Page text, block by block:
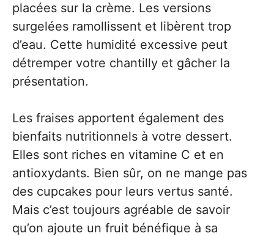
placées sur la crème. Les versions
surgelées ramollissent et libèrent trop
d’eau. Cette humidité excessive peut
détremper votre chantilly et gâcher la
présentation.
Les fraises apportent également des
bienfaits nutritionnels à votre dessert.
Elles sont riches en vitamine C et en
antioxydants. Bien sûr, on ne mange pas
des cupcakes pour leurs vertus santé.
Mais c’est toujours agréable de savoir
qu’on ajoute un fruit bénéfique à sa